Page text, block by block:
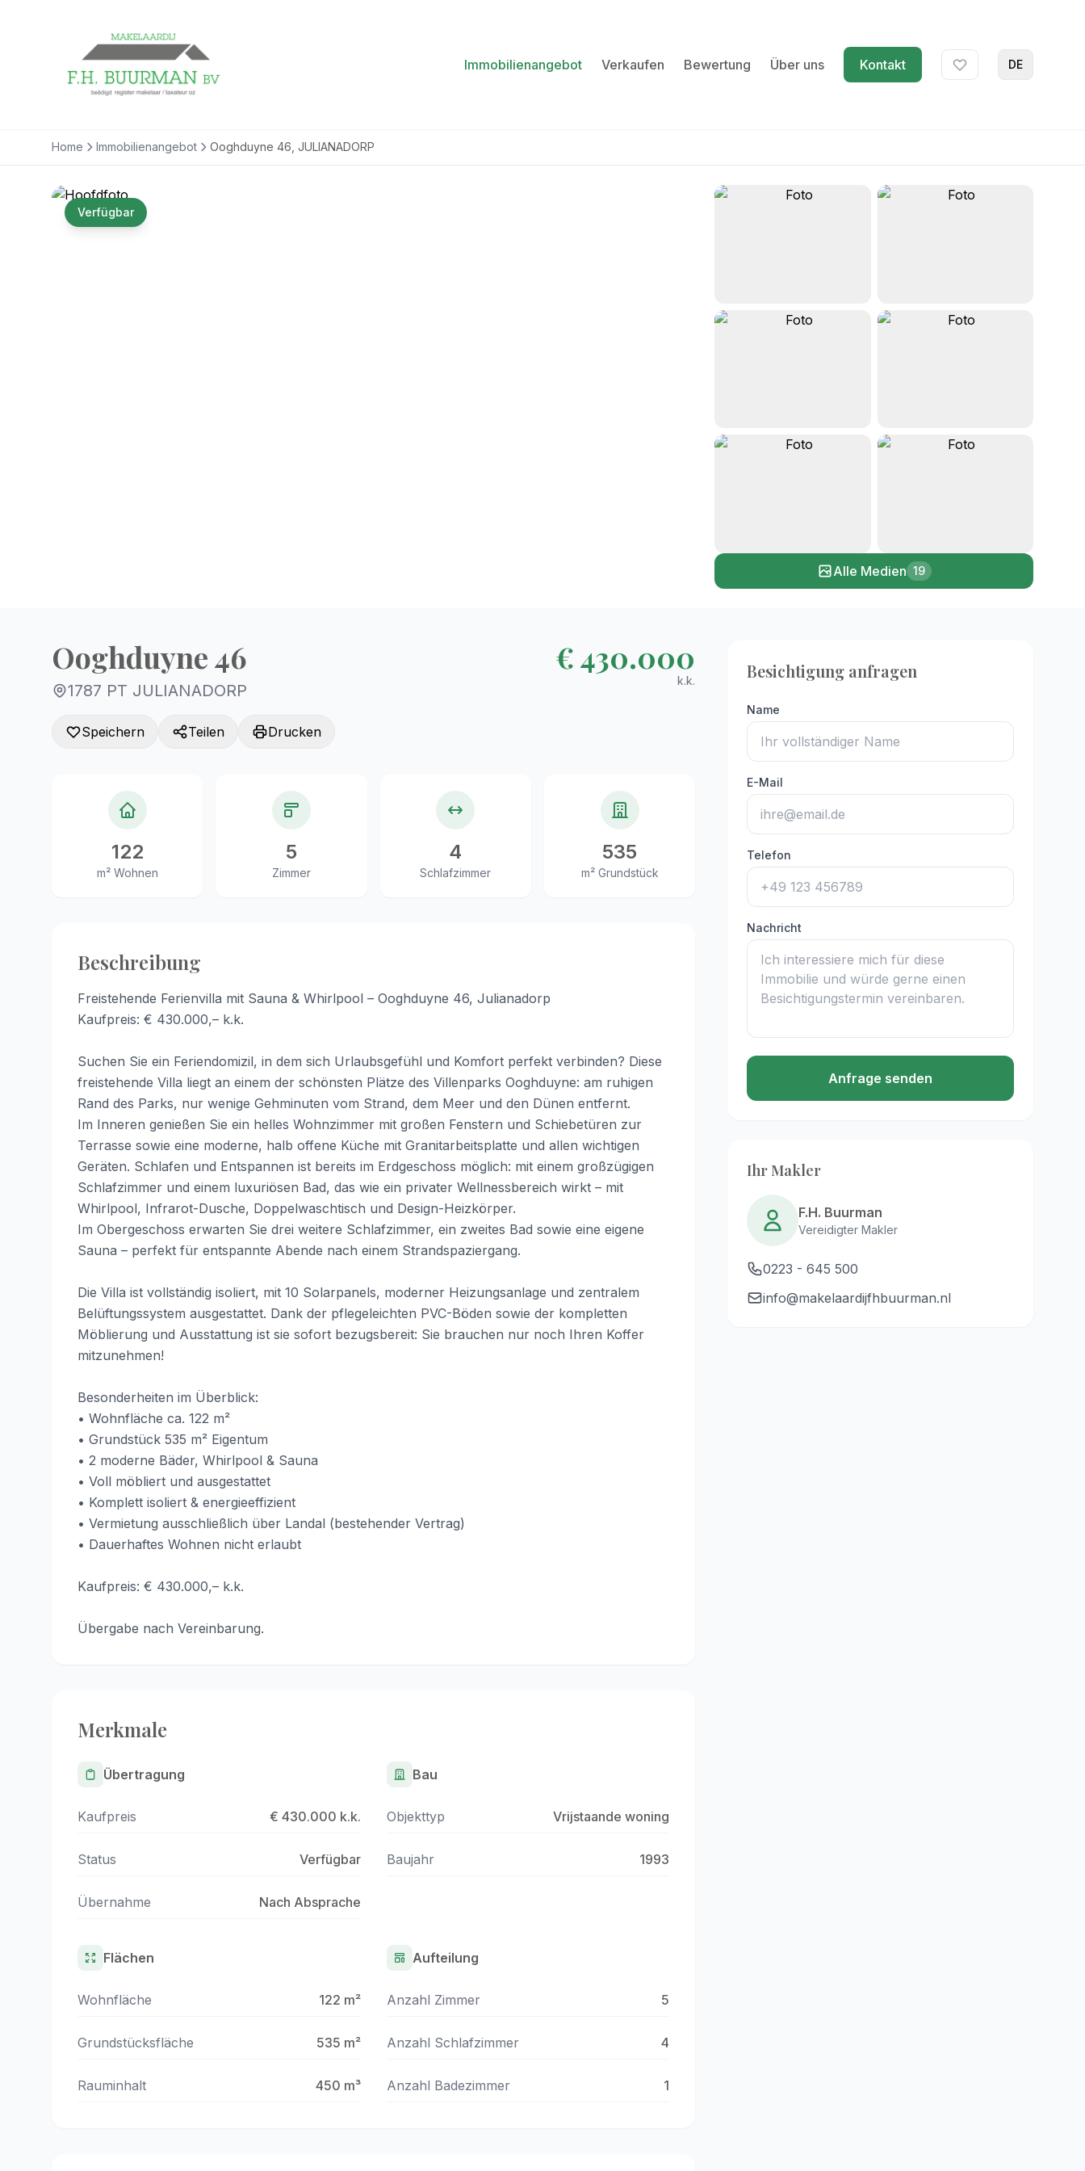
Immobilienangebot Verkaufen Bewertung Über uns Kontakt DE
Home Immobilienangebot Ooghduyne 46, JULIANADORP
Verfügbar
+14
Alle Medien 19
Ooghduyne 46
1787 PT JULIANADORP
€ 430.000
k.k.
Speichern Teilen Drucken
122
m² Wohnen
5
Zimmer
4
Schlafzimmer
535
m² Grundstück
Beschreibung
Freistehende Ferienvilla mit Sauna & Whirlpool – Ooghduyne 46, Julianadorp
Kaufpreis: € 430.000,– k.k.
Suchen Sie ein Feriendomizil, in dem sich Urlaubsgefühl und Komfort perfekt verbinden? Diese
freistehende Villa liegt an einem der schönsten Plätze des Villenparks Ooghduyne: am ruhigen
Rand des Parks, nur wenige Gehminuten vom Strand, dem Meer und den Dünen entfernt.
Im Inneren genießen Sie ein helles Wohnzimmer mit großen Fenstern und Schiebetüren zur
Terrasse sowie eine moderne, halb offene Küche mit Granitarbeitsplatte und allen wichtigen
Geräten. Schlafen und Entspannen ist bereits im Erdgeschoss möglich: mit einem großzügigen
Schlafzimmer und einem luxuriösen Bad, das wie ein privater Wellnessbereich wirkt – mit
Whirlpool, Infrarot-Dusche, Doppelwaschtisch und Design-Heizkörper.
Im Obergeschoss erwarten Sie drei weitere Schlafzimmer, ein zweites Bad sowie eine eigene
Sauna – perfekt für entspannte Abende nach einem Strandspaziergang.
Die Villa ist vollständig isoliert, mit 10 Solarpanels, moderner Heizungsanlage und zentralem
Belüftungssystem ausgestattet. Dank der pflegeleichten PVC-Böden sowie der kompletten
Möblierung und Ausstattung ist sie sofort bezugsbereit: Sie brauchen nur noch Ihren Koffer
mitzunehmen!
Besonderheiten im Überblick:
• Wohnfläche ca. 122 m²
• Grundstück 535 m² Eigentum
• 2 moderne Bäder, Whirlpool & Sauna
• Voll möbliert und ausgestattet
• Komplett isoliert & energieeffizient
• Vermietung ausschließlich über Landal (bestehender Vertrag)
• Dauerhaftes Wohnen nicht erlaubt
Kaufpreis: € 430.000,– k.k.
Übergabe nach Vereinbarung.
Merkmale
Übertragung
Kaufpreis € 430.000 k.k.
Status Verfügbar
Übernahme Nach Absprache
Bau
Objekttyp Vrijstaande woning
Baujahr 1993
Flächen
Wohnfläche 122 m²
Grundstücksfläche 535 m²
Rauminhalt 450 m³
Aufteilung
Anzahl Zimmer 5
Anzahl Schlafzimmer 4
Anzahl Badezimmer 1
Besichtigung anfragen
Name
E-Mail
Telefon
Nachricht
Anfrage senden
Ihr Makler
F.H. Buurman
Vereidigter Makler
0223 - 645 500
info@makelaardijfhbuurman.nl